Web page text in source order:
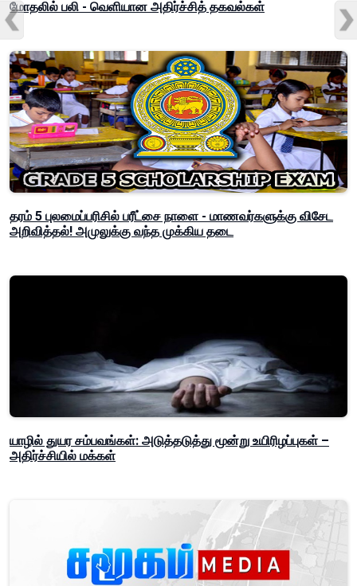
மோதலில் பலி - வெளியான அதிர்ச்சித் தகவல்கள்
தரம் 5 புலமைப்பரிசில் பரீட்சை நாளை - மாணவர்களுக்கு விசேட
அறிவித்தல்! அமுலுக்கு வந்த முக்கிய தடை
யாழில் துயர சம்பவங்கள்: அடுத்தடுத்து மூன்று உயிரிழப்புகள் –
அதிர்ச்சியில் மக்கள்